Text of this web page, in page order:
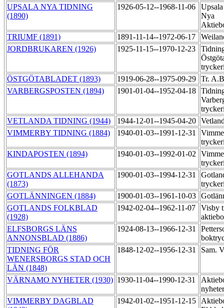
UPSALA NYA TIDNING
(1890)
1926-05-12--1968-11-06
Nya
TRIUMF (1891)
1891-11-14--1972-06-17
JORDBRUKAREN (1926)
1925-11-15--1970-12-23
ÖSTGÖTABLADET (1893)
1919-06-28--1975-09-29 Tr.
VARBERGSPOSTEN (1894)
1901-01-04--1952-04-18
VETLANDA TIDNING (1944)
1944-12-01--1945-04-20
VIMMERBY TIDNING (1884)
1940-01-03--1991-12-31
KINDAPOSTEN (1894)
1940-01-03--1992-01-02
GOTLANDS ALLEHANDA
(1873)
1900-01-03--1994-12-31
GOTLÄNNINGEN (1884)
1900-01-03--1961-10-03
GOTLANDS FOLKBLAD
(1928)
1942-02-04--1962-11-07
Visby
ELFSBORGS LÄNS
ANNONSBLAD (1886)
1924-08-13--1966-12-31
TIDNING FÖR
WENERSBORGS STAD OCH
LÄN (1848)
1848-12-02--1956-12-31 Sam.
VÄRNAMO NYHETER (1930) 1930-11-04--1990-12-31
VIMMERBY DAGBLAD
1942-01-02--1951-12-15